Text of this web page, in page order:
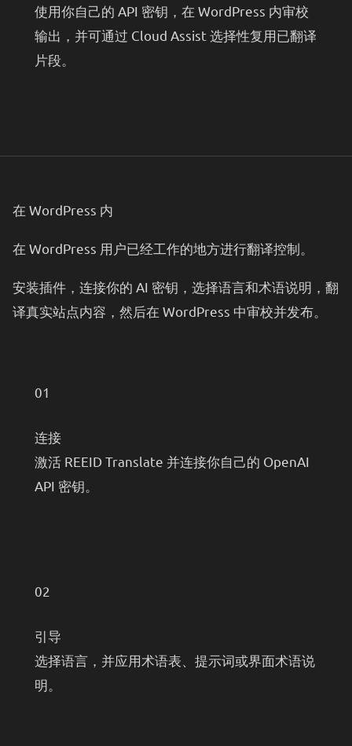
使用你自己的 API 密钥，在 WordPress 内审校
输出，并可通过 Cloud Assist 选择性复用已翻译
片段。
在 WordPress 内
在 WordPress 用户已经工作的地方进行翻译控制。
安装插件，连接你的 AI 密钥，选择语言和术语说明，翻
译真实站点内容，然后在 WordPress 中审校并发布。
01
连接
激活 REEID Translate 并连接你自己的 OpenAI
API 密钥。
02
引导
选择语言，并应用术语表、提示词或界面术语说
明。